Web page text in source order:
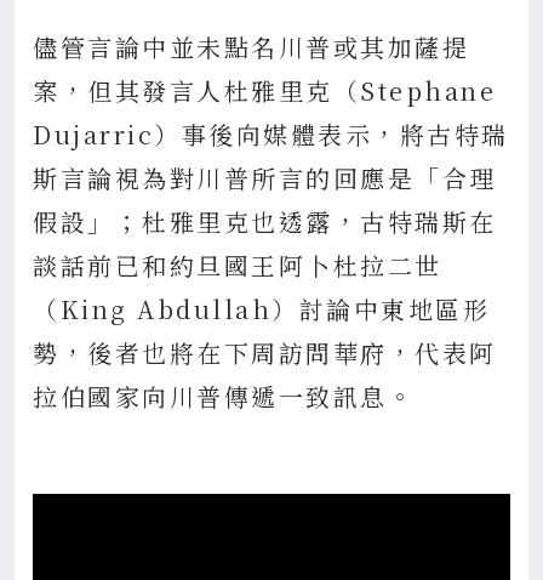
儘管言論中並未點名川普或其加薩提
案，但其發言人杜雅里克（Stephane
Dujarric）事後向媒體表示，將古特瑞
斯言論視為對川普所言的回應是「合理
假設」；杜雅里克也透露，古特瑞斯在
談話前已和約旦國王阿卜杜拉二世
（King Abdullah）討論中東地區形
勢，後者也將在下周訪問華府，代表阿
拉伯國家向川普傳遞一致訊息。